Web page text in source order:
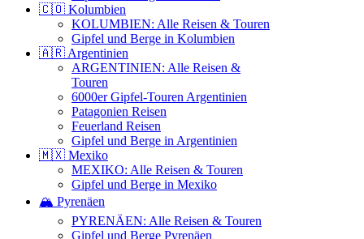
🇨🇴 Kolumbien
KOLUMBIEN: Alle Reisen & Touren
Gipfel und Berge in Kolumbien
🇦🇷 Argentinien
ARGENTINIEN: Alle Reisen &
Touren
6000er Gipfel-Touren Argentinien
Patagonien Reisen
Feuerland Reisen
Gipfel und Berge in Argentinien
🇲🇽 Mexiko
MEXIKO: Alle Reisen & Touren
Gipfel und Berge in Mexiko
🏔️ Pyrenäen
PYRENÄEN: Alle Reisen & Touren
Gipfel und Berge Pyrenäen